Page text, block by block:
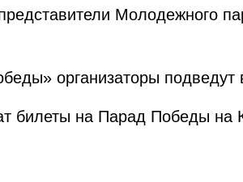
Молодежного
организаторы подведут
билеты на Парад Победы на